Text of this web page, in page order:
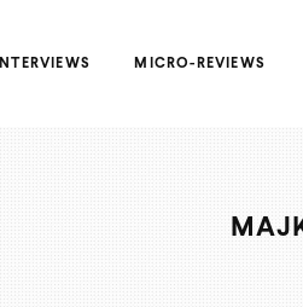
INTERVIEWS MICRO-REVIEWS